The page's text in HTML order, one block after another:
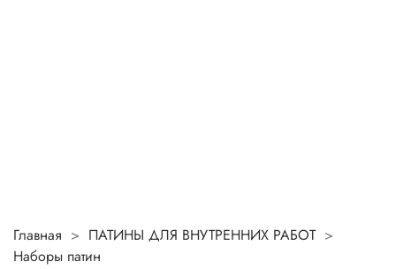
Главная
ПАТИНЫ ДЛЯ ВНУТРЕННИХ РАБОТ
Наборы патин